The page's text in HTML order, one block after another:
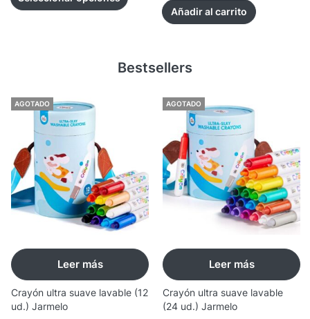
Añadir al carrito
Bestsellers
AGOTADO
Leer más
Crayón ultra suave lavable (12
ud.) Jarmelo
AGOTADO
Leer más
Crayón ultra suave lavable
(24 ud.) Jarmelo